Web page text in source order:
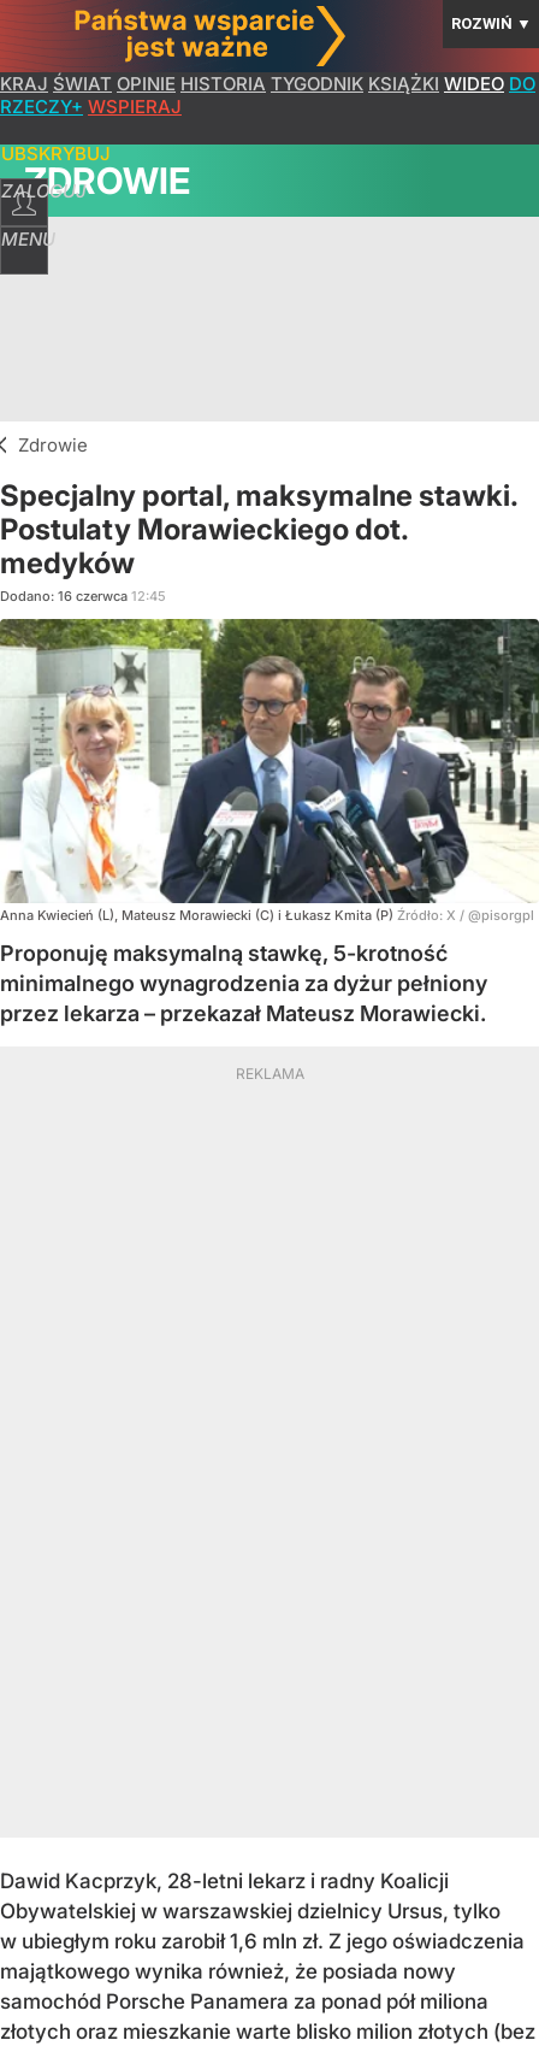
ROZWIŃ ▼
KRAJ ŚWIAT OPINIE HISTORIA TYGODNIK KSIĄŻKI WIDEO DO
RZECZY+ WSPIERAJ
ZALOGUJ
MENU
ZDROWIE
Zdrowie
Specjalny portal, maksymalne stawki.
Postulaty Morawieckiego dot.
medyków
Dodano: 16 czerwca 12:45
Anna Kwiecień (L), Mateusz Morawiecki (C) i Łukasz Kmita (P) Źródło: X / @pisorgpl
Proponuję maksymalną stawkę, 5-krotność
minimalnego wynagrodzenia za dyżur pełniony
przez lekarza – przekazał Mateusz Morawiecki.
Dawid Kacprzyk, 28-letni lekarz i radny Koalicji
Obywatelskiej w warszawskiej dzielnicy Ursus, tylko
w ubiegłym roku zarobił 1,6 mln zł. Z jego oświadczenia
majątkowego wynika również, że posiada nowy
samochód Porsche Panamera za ponad pół miliona
złotych oraz mieszkanie warte blisko milion złotych (bez